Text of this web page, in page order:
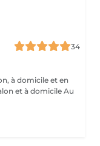
34
à domicile et en